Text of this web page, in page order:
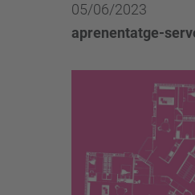
05/06/2023
aprenentatge-